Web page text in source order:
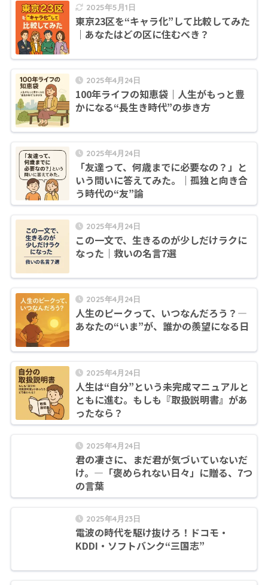
2025年5月1日
東京23区を“キャラ化”して比較してみた
｜あなたはどの区に住むべき？
2025年4月24日
100年ライフの知恵袋｜人生がもっと豊
かになる“長生き時代”の歩き方
2025年4月24日
「友達って、何歳までに必要なの？」と
いう問いに答えてみた。｜孤独と向き合
う時代の“友”論
2025年4月24日
この一文で、生きるのが少しだけラクに
なった｜救いの名言7選
2025年4月24日
人生のピークって、いつなんだろう？―
あなたの“いま”が、誰かの羨望になる日
2025年4月24日
人生は“自分”という未完成マニュアルと
ともに進む。もしも『取扱説明書』があ
ったなら？
2025年4月24日
君の凄さに、まだ君が気づいていないだ
け。―「褒められない日々」に贈る、7つ
の言葉
2025年4月23日
電波の時代を駆け抜けろ！ドコモ・
KDDI・ソフトバンク“三国志”